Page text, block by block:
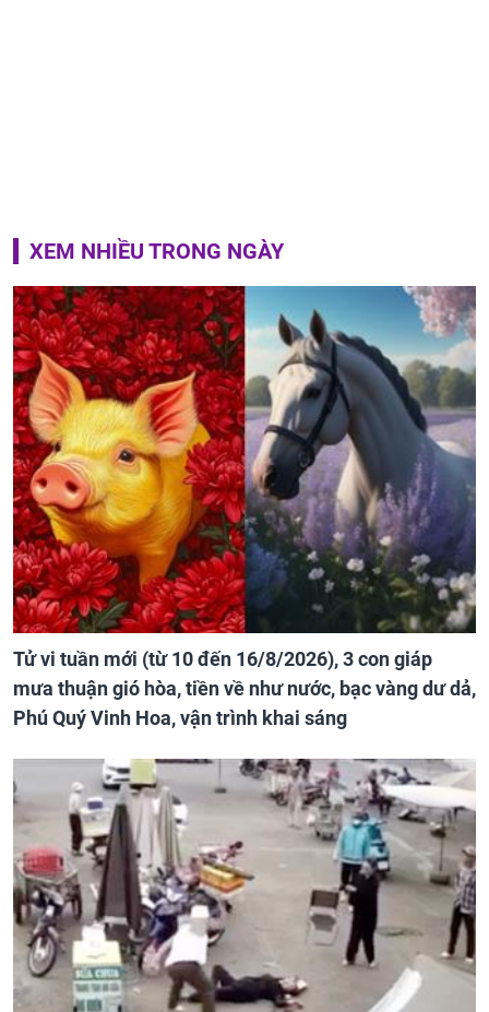
XEM NHIỀU TRONG NGÀY
Tử vi tuần mới (từ 10 đến 16/8/2026), 3 con giáp
mưa thuận gió hòa, tiền về như nước, bạc vàng dư dả,
Phú Quý Vinh Hoa, vận trình khai sáng